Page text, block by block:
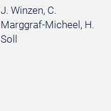
J. Winzen, C.
Marggraf-Micheel, H.
Soll